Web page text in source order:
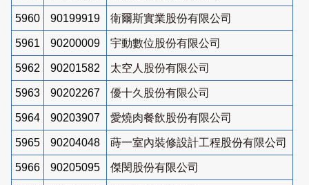
5960 90199919 衛爾斯實業股份有限公司
5961 90200009 宇動數位股份有限公司
5962 90201582 太空人股份有限公司
5963 90202267 優十久股份有限公司
5964 90203907 愛燒肉餐飲股份有限公司
5965 90204048 蒔一室內裝修設計工程股份有限公司
5966 90205095 傑閔股份有限公司